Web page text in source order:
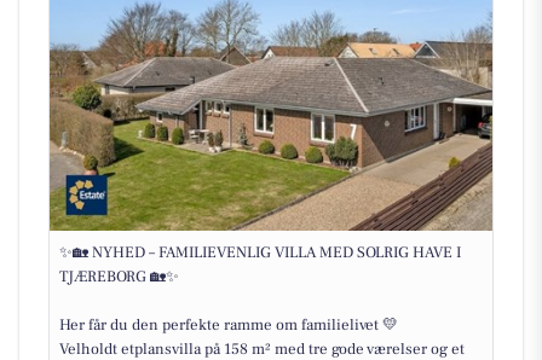
✨🏡 NYHED – FAMILIEVENLIG VILLA MED SOLRIG HAVE I
TJÆREBORG 🏡✨
Her får du den perfekte ramme om familielivet 💛
Velholdt etplansvilla på 158 m² med tre gode værelser og et